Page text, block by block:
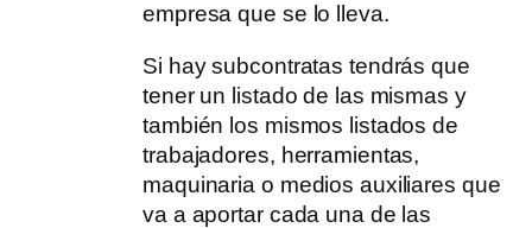
empresa que se lo lleva.
Si hay subcontratas tendrás que
tener un listado de las mismas y
también los mismos listados de
trabajadores, herramientas,
maquinaria o medios auxiliares que
va a aportar cada una de las